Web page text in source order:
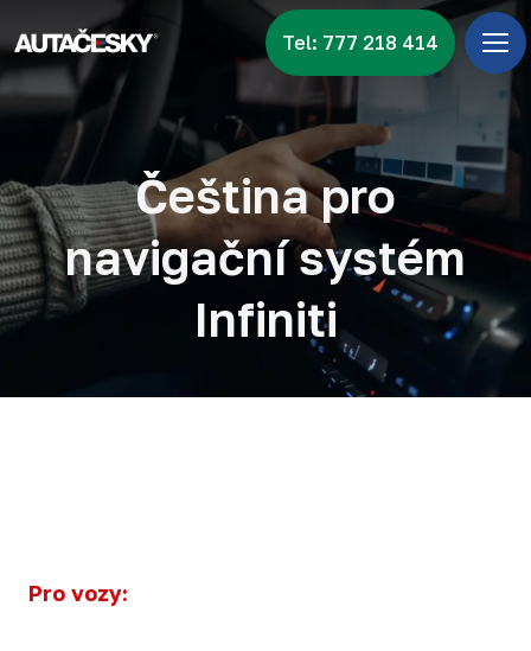
Menu
Tel: 777 218 414
Čeština pro
navigační systém
Infiniti
Pro vozy: